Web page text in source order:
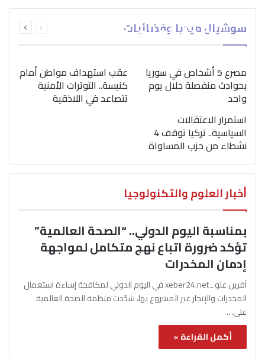
سوشيال ميديا وفضائيات الصفحةالصفحة
بمناسبة اليوم الدولي..
“الصحة العالمية” تؤكد
ضرورة اتباع نهج متكامل
لمواجهة إدمان المخدرات
مصرع 5 أشخاص في سوريا
بحوادث منفصلة خلال يوم
واحد
عقب استهداف مواطن أمام
كنيسة.. التوترات الأمنية
تتصاعد في اللاذقية
استمرار الاعتقالات
السياسية.. تركيا توقف 4
نشطاء من حزب المساواة
أخبار العلوم والتكنولوجيا
بمناسبة اليوم الدولي.. “الصحة العالمية”
تؤكد ضرورة اتباع نهج متكامل لمواجهة
إدمان المخدرات
آفرين علو ـ xeber24.net في اليوم الدولي لمكافحة إساءة استعمال
المخدرات والإتجار غير المشروع بها، شدّدت منظمة الصحة العالمية
على…
أكمل القراءة »